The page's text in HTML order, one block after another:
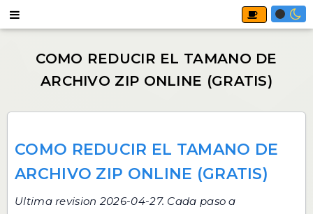
COMO REDUCIR EL TAMANO DE
ARCHIVO ZIP ONLINE (GRATIS)
Ultima revision 2026-04-27. Cada paso a